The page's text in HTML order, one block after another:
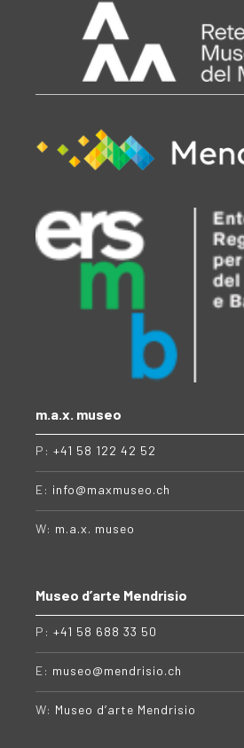
m.a.x. museo
P: +41 58 122 42 52
E: info@maxmuseo.ch
W: m.a.x. museo
Museo d’arte Mendrisio
P: +41 58 688 33 50
E: museo@mendrisio.ch
W: Museo d’arte Mendrisio